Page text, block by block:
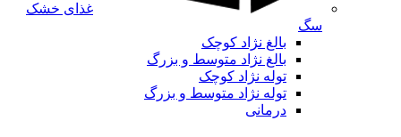
غذای خشک
سگ
بالغ نژاد کوچک
بالغ نژاد متوسط و بزرگ
توله نژاد کوچک
توله نژاد متوسط و بزرگ
درمانی